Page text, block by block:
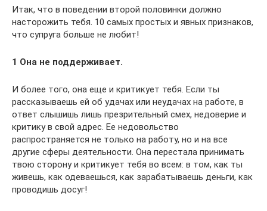
Итак, что в поведении второй половинки должно
насторожить тебя. 10 самых простых и явных признаков,
что супруга больше не любит!
1 Она не поддерживает.
И более того, она еще и критикует тебя. Если ты
рассказываешь ей об удачах или неудачах на работе, в
ответ слышишь лишь презрительный смех, недоверие и
критику в свой адрес. Ее недовольство
распространяется не только на работу, но и на все
другие сферы деятельности. Она перестала принимать
твою сторону и критикует тебя во всем: в том, как ты
живешь, как одеваешься, как зарабатываешь деньги, как
проводишь досуг!